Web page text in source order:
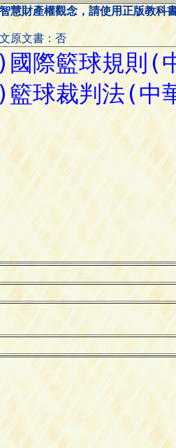
慧財產權觀念，請使用正版教科
原文書：否